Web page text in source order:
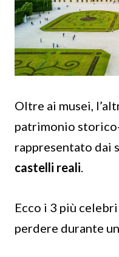
Oltre ai musei,
patrimonio
rappresentato dai
castelli reali.
Ecco i 3 più
perdere durante